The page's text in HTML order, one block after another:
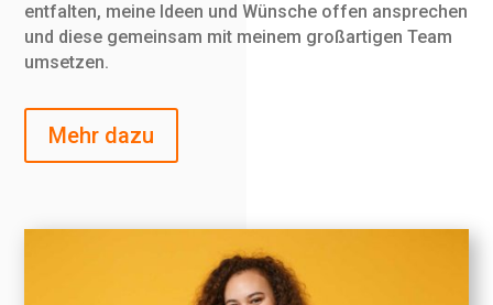
entfalten, meine Ideen und Wünsche offen ansprechen
und diese gemeinsam mit meinem großartigen Team
umsetzen.
Mehr dazu